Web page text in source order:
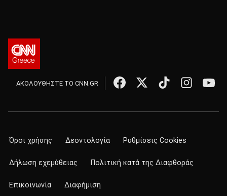
ΑΚΟΛΟΥΘΗΣΤΕ ΤΟ CNN.GR
Όροι χρήσης Δεοντολογία Ρυθμίσεις Cookies
Δήλωση εχεμύθειας Πολιτική κατά της Διαφθοράς
Επικοινωνία Διαφήμιση